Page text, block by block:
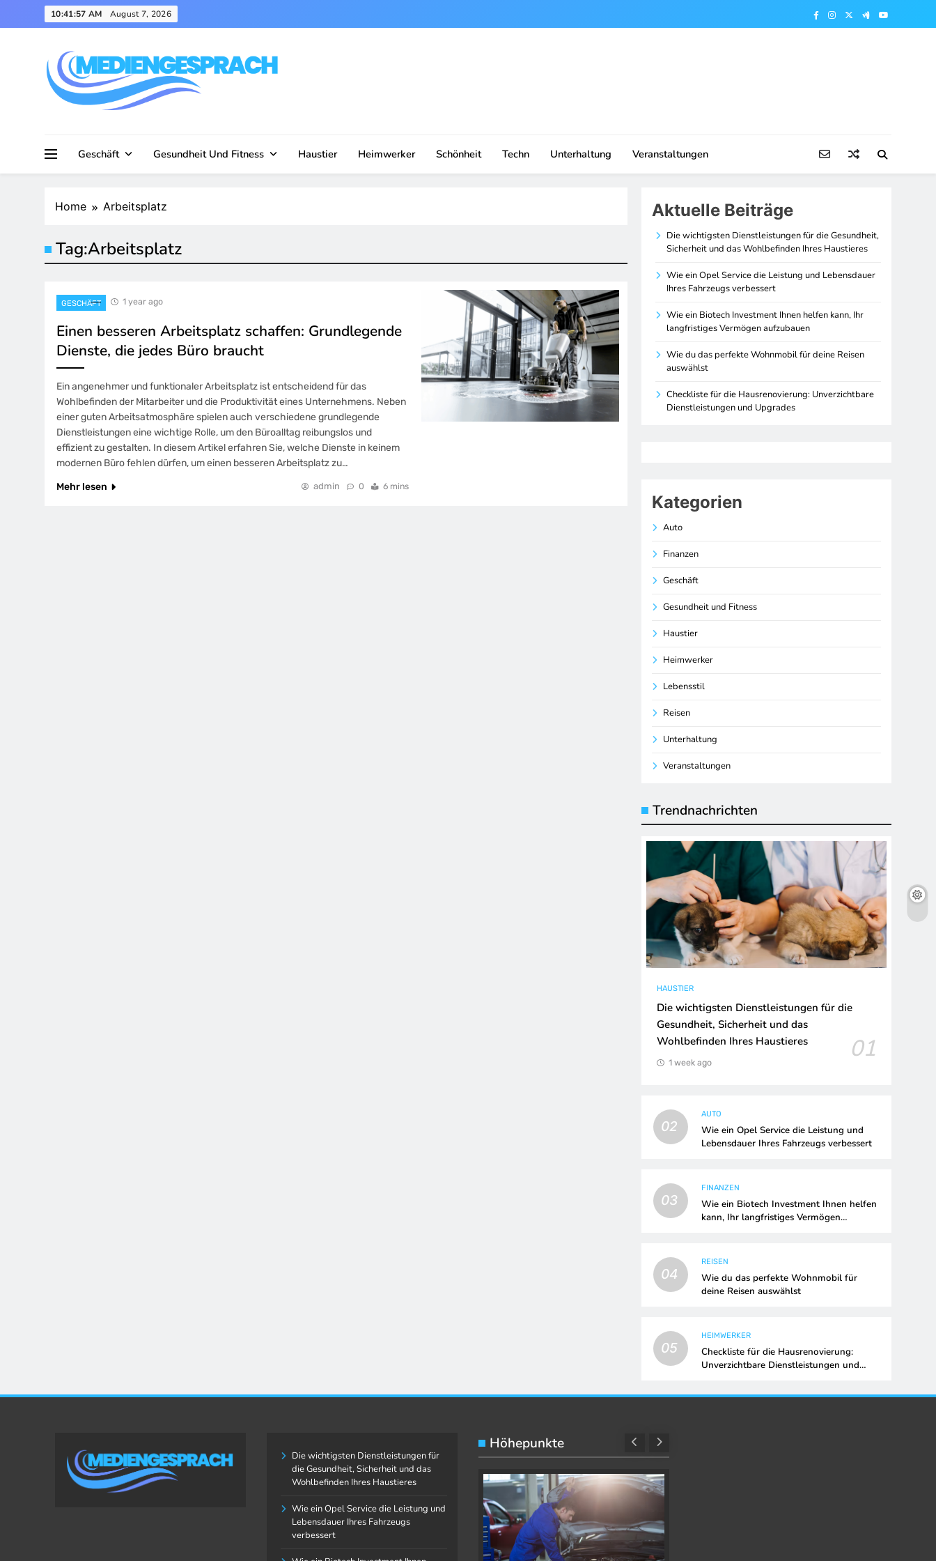
to
10:41:58 AM August 7, 2026
Geschäft Gesundheit Und Fitness Haustier Heimwerker Schönheit Techn Unterhaltung Veranstaltungen
Home Arbeitsplatz
Tag:Arbeitsplatz
GESCHÄFT 1 year ago
Einen besseren Arbeitsplatz schaffen: Grundlegende
Dienste, die jedes Büro braucht
Ein angenehmer und funktionaler Arbeitsplatz ist entscheidend für das
Wohlbefinden der Mitarbeiter und die Produktivität eines Unternehmens. Neben
einer guten Arbeitsatmosphäre spielen auch verschiedene grundlegende
Dienstleistungen eine wichtige Rolle, um den Büroalltag reibungslos und
effizient zu gestalten. In diesem Artikel erfahren Sie, welche Dienste in keinem
modernen Büro fehlen dürfen, um einen besseren Arbeitsplatz zu…
Mehr lesen
admin 0 6 mins
Aktuelle Beiträge
Die wichtigsten Dienstleistungen für die Gesundheit,
Sicherheit und das Wohlbefinden Ihres Haustieres
Wie ein Opel Service die Leistung und Lebensdauer
Ihres Fahrzeugs verbessert
Wie ein Biotech Investment Ihnen helfen kann, Ihr
langfristiges Vermögen aufzubauen
Wie du das perfekte Wohnmobil für deine Reisen
auswählst
Checkliste für die Hausrenovierung: Unverzichtbare
Dienstleistungen und Upgrades
Kategorien
Auto
Finanzen
Geschäft
Gesundheit und Fitness
Haustier
Heimwerker
Lebensstil
Reisen
Unterhaltung
Veranstaltungen
Trendnachrichten
HAUSTIER
Die wichtigsten Dienstleistungen für die
Gesundheit, Sicherheit und das
Wohlbefinden Ihres Haustieres
01
1 week ago
02
AUTO
Wie ein Opel Service die Leistung und
Lebensdauer Ihres Fahrzeugs verbessert
03
FINANZEN
Wie ein Biotech Investment Ihnen helfen
kann, Ihr langfristiges Vermögen
04
REISEN
Wie du das perfekte Wohnmobil für
deine Reisen auswählst
05
HEIMWERKER
Checkliste für die Hausrenovierung:
Unverzichtbare Dienstleistungen und
Die wichtigsten Dienstleistungen für
die Gesundheit, Sicherheit und das
Wohlbefinden Ihres Haustieres
Wie ein Opel Service die Leistung und
Lebensdauer Ihres Fahrzeugs
verbessert
Höhepunkte